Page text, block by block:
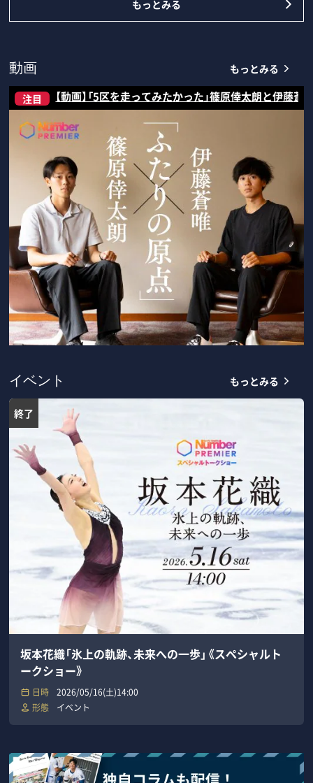
もっとみる
動画 もっとみる
注目 【動画】「5区を走ってみたかった」篠原倖太朗と伊藤
イベント もっとみる
終了
坂本花織「氷上の軌跡、未来への一歩」《スペシャルト
ークショー》
日時
2026/05/16(土)14:00
形態
イベント